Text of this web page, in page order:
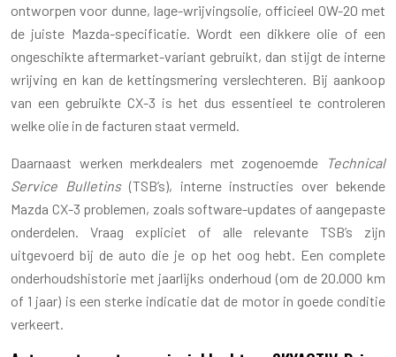
ontworpen voor dunne, lage-wrijvingsolie, officieel 0W-20 met
de juiste Mazda-specificatie. Wordt een dikkere olie of een
ongeschikte aftermarket-variant gebruikt, dan stijgt de interne
wrijving en kan de kettingsmering verslechteren. Bij aankoop
van een gebruikte CX-3 is het dus essentieel te controleren
welke olie in de facturen staat vermeld.
Daarnaast werken merkdealers met zogenoemde
Technical
Service Bulletins(TSB’s), interne instructies over bekende
Mazda CX-3 problemen, zoals software-updates of aangepaste
onderdelen. Vraag expliciet of alle relevante TSB’s zijn
uitgevoerd bij de auto die je op het oog hebt. Een complete
onderhoudshistorie met jaarlijks onderhoud (om de 20.000 km
of 1 jaar) is een sterke indicatie dat de motor in goede conditie
verkeert.